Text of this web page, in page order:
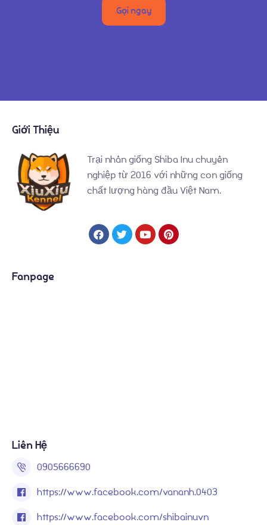
Gọi ngay
Giới Thiệu
Trại nhân giống Shiba Inu chuyên
nghiệp từ 2016 với những con giống
chất lượng hàng đầu Việt Nam.
Fanpage
Liên Hệ
0905666690
https://www.facebook.com/vananh.0403
https://www.facebook.com/shibainuvn